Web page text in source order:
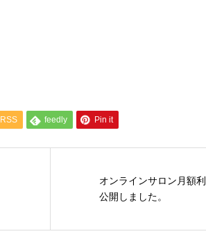
RSS feedly Pin it
オンラインサロン月額
公開しました。